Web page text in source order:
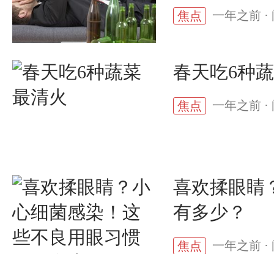
焦点 一年之前 ·
春天吃6种
焦点 一年之前 ·
喜欢揉眼睛
有多少？
焦点 一年之前 ·